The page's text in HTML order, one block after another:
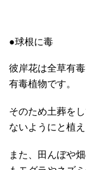
●球根に毒
彼岸花は全草有
有毒植物です。
そのため土葬を
ないようにと植え
また、田んぼや